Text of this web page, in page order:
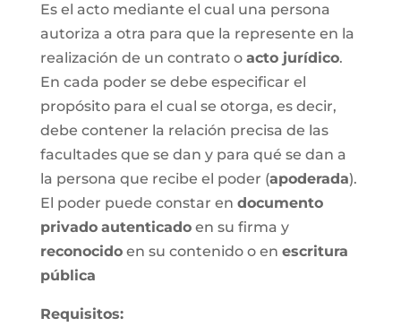
Es el acto mediante el cual una persona
autoriza a otra para que la represente en la
realización de un contrato o acto jurídico.
En cada poder se debe especificar el
propósito para el cual se otorga, es decir,
debe contener la relación precisa de las
facultades que se dan y para qué se dan a
la persona que recibe el poder (apoderada).
El poder puede constar en documento
privado autenticadoen su firma y
reconocidoen su contenido o en escritura
pública
Requisitos: